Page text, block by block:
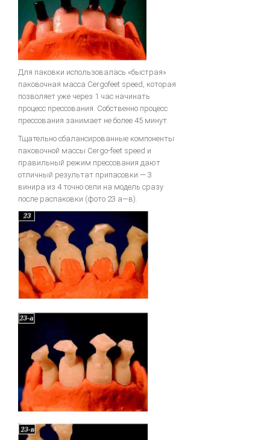
Для паковки использовалась «быстрая»
паковочная масса Cergofeet speed, которая
позволяет уже через 1 час начинать
процесс прессования. Собственно процесс
прессования занимает не более 45 минут.
Тщательно сбалансированные компоненты
паковочной массы Cergo-feet speed и
правильный режим прессования дают
отличный результат припасовки — 3
винира из 4 точно сели на модель сразу
после распаковки (фото 23 а—в).